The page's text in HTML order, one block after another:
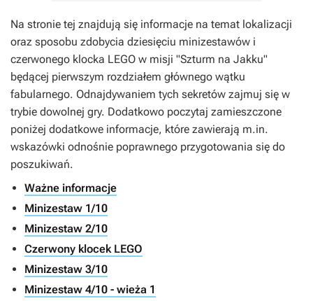
Na stronie tej znajdują się informacje na temat lokalizacji
oraz sposobu zdobycia dziesięciu minizestawów i
czerwonego klocka LEGO w misji "Szturm na Jakku"
będącej pierwszym rozdziałem głównego wątku
fabularnego. Odnajdywaniem tych sekretów zajmuj się w
trybie dowolnej gry. Dodatkowo poczytaj zamieszczone
poniżej dodatkowe informacje, które zawierają m.in.
wskazówki odnośnie poprawnego przygotowania się do
poszukiwań.
Ważne informacje
Minizestaw 1/10
Minizestaw 2/10
Czerwony klocek LEGO
Minizestaw 3/10
Minizestaw 4/10 - wieża 1